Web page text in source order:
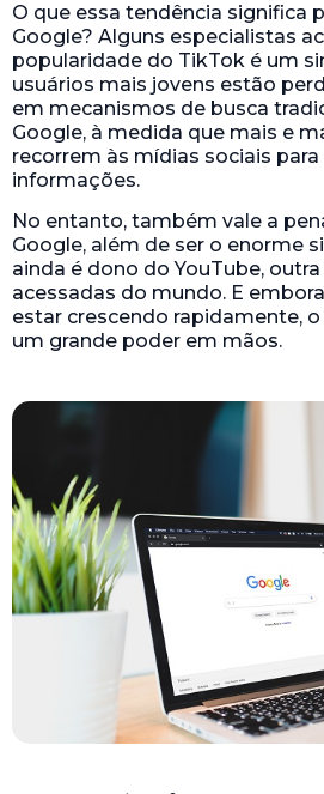
O que essa tendência significa
Google? Alguns especialistas
popularidade do TikTok é um
usuários mais jovens estão
em mecanismos de busca
Google, à medida que mais e
recorrem às mídias sociais
informações.
No entanto, também vale a
Google, além de ser o enorme
ainda é dono do YouTube,
acessadas do mundo. E
estar crescendo rapidamente,
um grande poder em mãos.